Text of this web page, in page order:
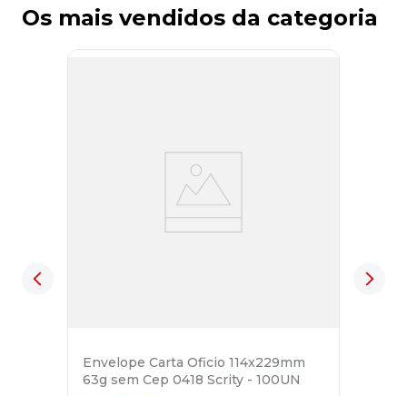
Os mais vendidos da categoria
Envelope Carta Oficio 114x229mm
63g sem Cep 0418 Scrity - 100UN